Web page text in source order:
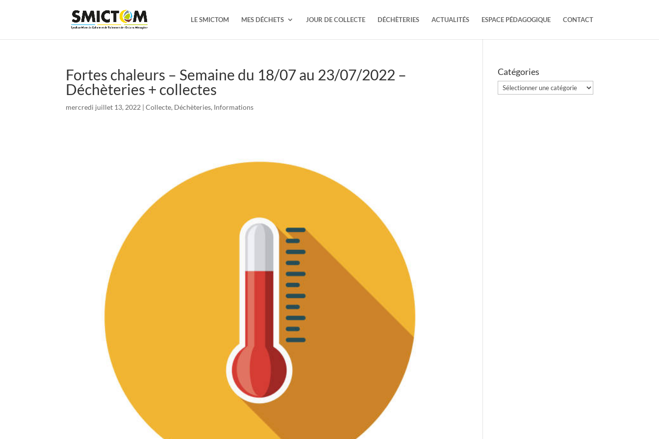
LE SMICTOM MES DÉCHETS JOUR DE COLLECTE DÉCHÈTERIES ACTUALITÉS ESPACE PÉDAGOGIQUE CONTACT
Fortes chaleurs – Semaine du 18/07 au 23/07/2022 –
Déchèteries + collectes
mercredi juillet 13, 2022 |Collecte, Déchèteries, Informations
Catégories
Catégories